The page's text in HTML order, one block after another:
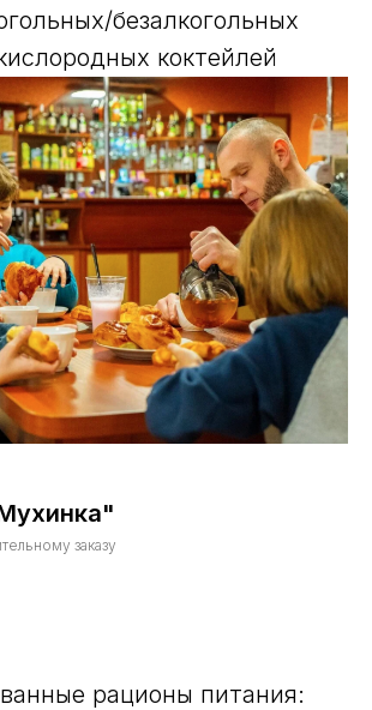
безалкогольных
коктейлей
заказу
рационы питания: